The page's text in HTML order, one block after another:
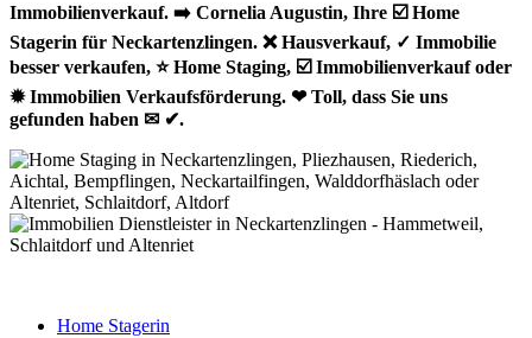
Immobilienverkauf. ➡️ Cornelia Augustin, Ihre ☑️ Home
Stagerin für Neckartenzlingen. ❌ Hausverkauf, ✓ Immobilie
besser verkaufen, ⭐ Home Staging, ☑️ Immobilienverkauf oder
✹ Immobilien Verkaufsförderung. ❤ Toll, dass Sie uns
gefunden haben ✉ ✔.
Home Stagerin